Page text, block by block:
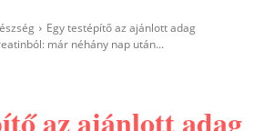
Egy testépítő az ajánlott adag
már néhány nap után...
az ajánlott adag